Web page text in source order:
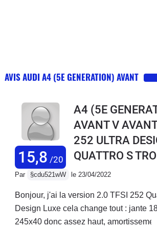
AVIS AUDI A4 (5E GENERATION) AVANT
15,8 /20
A4 (5E
AVANT V
252 ULTRA
QUATTRO S
Par §cdu521wW le 23/04/2022
Bonjour, j'ai la version 2.0 TFSI 252
Design Luxe cela change tout : jante
245x40 donc assez haut,